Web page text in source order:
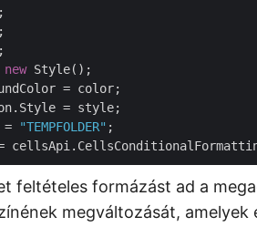
;
;
;
new Style();
= color;
"TEMPFOLDER"
feltételes formázást ad a
megváltozását,